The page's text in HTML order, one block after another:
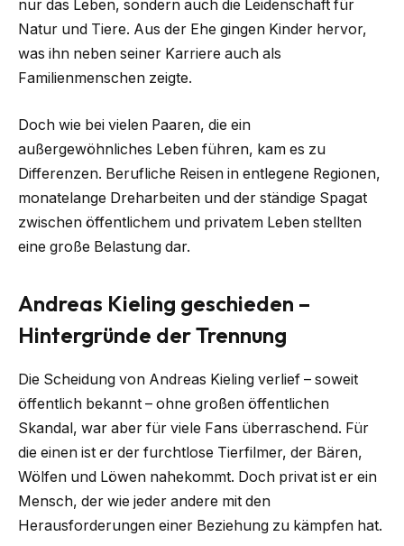
nur das Leben, sondern auch die Leidenschaft für
Natur und Tiere. Aus der Ehe gingen Kinder hervor,
was ihn neben seiner Karriere auch als
Familienmenschen zeigte.
Doch wie bei vielen Paaren, die ein
außergewöhnliches Leben führen, kam es zu
Differenzen. Berufliche Reisen in entlegene Regionen,
monatelange Dreharbeiten und der ständige Spagat
zwischen öffentlichem und privatem Leben stellten
eine große Belastung dar.
Andreas Kieling geschieden –
Hintergründe der Trennung
Die Scheidung von Andreas Kieling verlief – soweit
öffentlich bekannt – ohne großen öffentlichen
Skandal, war aber für viele Fans überraschend. Für
die einen ist er der furchtlose Tierfilmer, der Bären,
Wölfen und Löwen nahekommt. Doch privat ist er ein
Mensch, der wie jeder andere mit den
Herausforderungen einer Beziehung zu kämpfen hat.